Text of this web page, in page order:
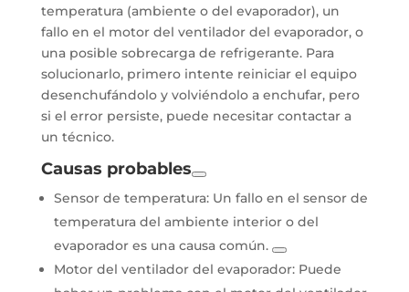
temperatura (ambiente o del evaporador), un
fallo en el motor del ventilador del evaporador, o
una posible sobrecarga de refrigerante. Para
solucionarlo, primero intente reiniciar el equipo
desenchufándolo y volviéndolo a enchufar, pero
si el error persiste, puede necesitar contactar a
un técnico.
Causas probables
Sensor de temperatura:Un fallo en el sensor de
temperatura del ambiente interior o del
evaporador es una causa común.
Motor del ventilador del evaporador:Puede